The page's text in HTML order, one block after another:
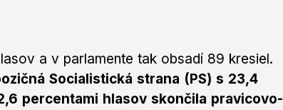
a v parlamente tak obsadí 89 kresiel.
Socialistická strana (PS) s 23,4
percentami hlasov skončila pravicovo-